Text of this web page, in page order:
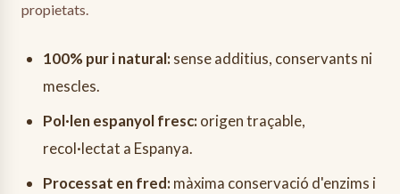
propietats.
100% pur i natural: sense additius, conservants ni
mescles.
Pol·len espanyol fresc: origen traçable,
recol·lectat a Espanya.
Processat en fred: màxima conservació d'enzims i